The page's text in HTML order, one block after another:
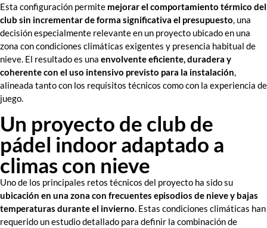
Esta configuración permite mejorar el comportamiento térmico del
club sin incrementar de forma significativa el presupuesto, una
decisión especialmente relevante en un proyecto ubicado en una
zona con condiciones climáticas exigentes y presencia habitual de
nieve. El resultado es una envolvente eficiente, duradera y
coherente con el uso intensivo previsto para la instalación,
alineada tanto con los requisitos técnicos como con la experiencia de
juego.
Un proyecto de club de
pádel indoor adaptado a
climas con nieve
Uno de los principales retos técnicos del proyecto ha sido su
ubicación en una zona con frecuentes episodios de nieve y bajas
temperaturas durante el invierno. Estas condiciones climáticas han
requerido un estudio detallado para definir la combinación de